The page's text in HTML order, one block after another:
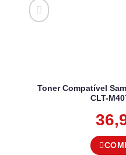
Toner Compatível
CLT-